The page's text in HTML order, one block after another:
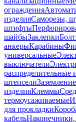
ограждения
изделияСаморезы,
штифты
шайбыЗаклепки
анкерыКарабины
универсальные
выключатели
распределительные
штепселиЗаземление
изделияКлеммы
термоусаживаемые
для прокладки
кабельНаконечники,